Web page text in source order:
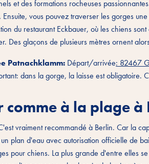
et des formations rocheuses
vous pouvez traverser les gorges
du restaurant Eckbauer, où les chiens
Des glaçons de plusieurs mètres ornent
Patnachklamm: Départ/arrivée: 82467
dans la gorge, la laisse est obligatoire.
comme à la plage à
vraiment recommandé à Berlin. Car la
plan d'eau avec autorisation officielle de
pour chiens. La plus grande d'entre elles